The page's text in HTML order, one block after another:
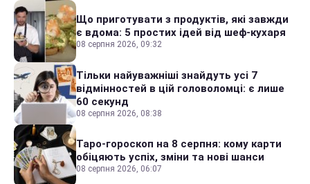
Що приготувати з продуктів, які завжди
є вдома: 5 простих ідей від шеф-кухаря
08 серпня 2026, 09:32
Тільки найуважніші знайдуть усі 7
відмінностей в цій головоломці: є лише
60 секунд
08 серпня 2026, 08:38
Таро-гороскоп на 8 серпня: кому карти
обіцяють успіх, зміни та нові шанси
08 серпня 2026, 06:07